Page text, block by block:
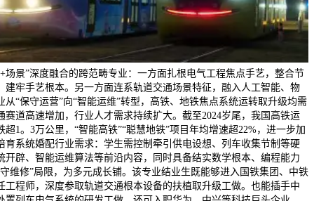
场景”深度融合的跨范畴专业：一方面扎根电气工程焦点手艺，整合节
建牢手艺根本。另一方面连系轨道交通场景特征，融入人工智能、物
“保守运营”向“智能运维”转型，高铁、地铁焦点系统运转取升级均需
赛道高速增加，行业人才需求持续扩大。截至2024岁尾，我国高铁运
1。3万公里，“智能高铁”“聪慧地铁”项目年均增速超22%，进一步加
育系统婚配行业需求：学生需控制牵引供电设想、列车收集节制等硬
开辟、智能运维算法等前沿内容，同时具备结实数学根本、编程能力
维修”局限，为多元成长铺。该专业结业生既能够进入国铁集团、中铁
工程师，深度参取轨道交通根本设备的扶植取升级工做。也能插手中